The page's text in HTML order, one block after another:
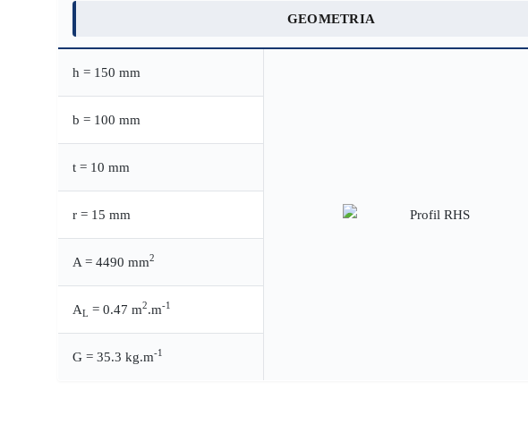
GEOMETRIA
h = 150 mm
b = 100 mm
t = 10 mm
r = 15 mm
A = 4490 mm2
AL = 0.47 m2.m-1
G = 35.3 kg.m-1